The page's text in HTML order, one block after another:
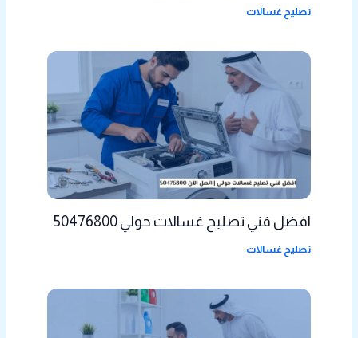
تصليح غسالات
افضل فني تصليح غسالات حولي 50476800
تصليح غسالات